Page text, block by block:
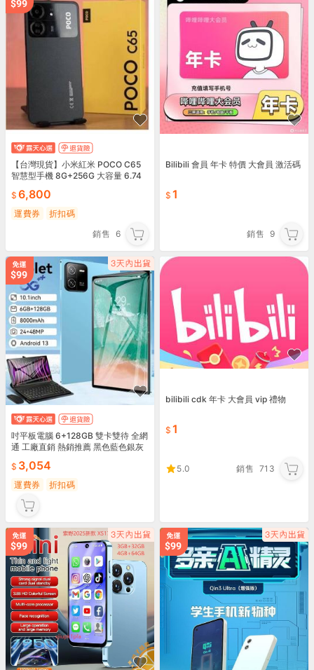
【台灣現貨】小米紅米 POCO C65
智慧型手機 8G+256G 大容量 6.74
6,800
運費券
折扣碼
銷售 6
Bilibili 會員 年卡 特價 大會員 激活碼
1
銷售 9
吋平板電腦 6+128GB 雙卡雙待 全網
通 工廠直銷 熱銷推薦 黑色藍色銀灰
3,054
運費券 折扣碼
bilibili cdk 年卡 大會員 vip 禮物
1
5.0 銷售 713